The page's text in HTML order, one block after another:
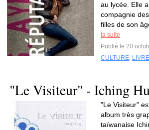
au lycée. Elle
compagnie
filles de son
la suite
Publié le 20
CULTURE,
"Le Visiteur" - Iching
"Le Visiteur"
album très
taïwanaise